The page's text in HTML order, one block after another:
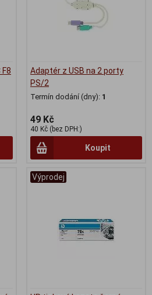
Adaptér z USB na 2 porty
PS/2
Termín dodání (dny): 1
49 Kč
40 Kč (bez DPH:)
Koupit
Výprodej